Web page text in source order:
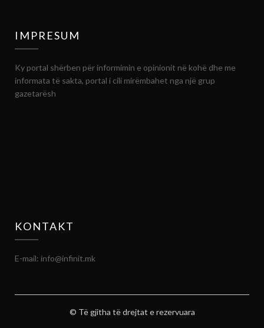
IMPRESUM
Ky portal shërben për informimin e opinionit në kohë dhe me
informata të sakta, portal i cili mirëmbahet nga një grup
gazetarësh
KONTAKT
E-mail: info@infinit.mk
© Të gjitha të drejtat e rezervuara